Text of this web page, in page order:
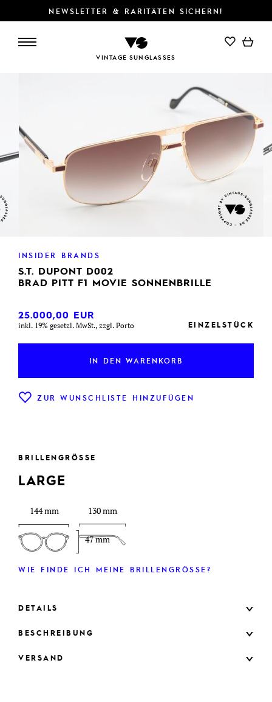
NEWSLETTER & RARITÄTEN SICHERN!
VINTAGE SUNGLASSES
IN DEN WARENKORB
INSIDER BRANDS
S.T. DUPONT D002
BRAD PITT F1 MOVIE SONNENBRILLE
25.000,00 EUR
inkl. 19% gesetzl. MwSt., zzgl. Porto EINZELSTÜCK
IN DEN WARENKORB
ZUR WUNSCHLISTE HINZUFÜGEN
BRILLENGRÖSSE
LARGE
144 mm
47 mm
130 mm
WIE FINDE ICH MEINE BRILLENGRÖSSE?
DETAILS
BESCHREIBUNG
VERSAND